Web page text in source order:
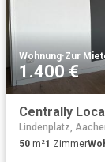
Wohnung·Zur
1.400 €
Lindenplatz,
50 m²1 Zimmer